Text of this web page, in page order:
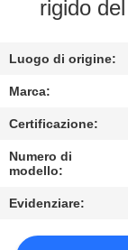
QUALITÀ
NOTIZIE
CASI
rigido
Luogo di origine:
Marca:
Certificazione:
Numero di
modello:
Evidenziare: